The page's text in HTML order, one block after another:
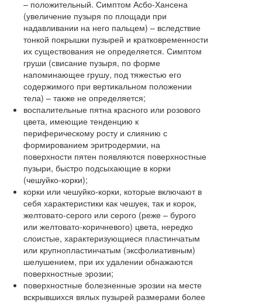
– положительный. Симптом Асбо-Хансена
(увеличение пузыря по площади при
надавливании на него пальцем) – вследствие
тонкой покрышки пузырей и кратковременности
их существования не определяется. Симптом
груши (свисание пузыря, по форме
напоминающее грушу, под тяжестью его
содержимого при вертикальном положении
тела) – также не определяется;
воспалительные пятна красного или розового
цвета, имеющие тенденцию к
периферическому росту и слиянию с
формированием эритродермии, на
поверхности пятен появляются поверхностные
пузыри, быстро подсыхающие в корки
(чешуйко-корки);
корки или чешуйко-корки, которые включают в
себя характеристики как чешуек, так и корок,
желтовато-серого или серого (реже – бурого
или желтовато-коричневого) цвета, нередко
слоистые, характеризующиеся пластинчатым
или крупнопластинчатым (эксфолиативным)
шелушением, при их удалении обнажаются
поверхностные эрозии;
поверхностные болезненные эрозии на месте
вскрывшихся вялых пузырей размерами более